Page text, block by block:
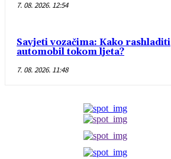
7. 08. 2026. 12:54
Savjeti vozačima: Kako rashladiti
automobil tokom ljeta?
7. 08. 2026. 11:48